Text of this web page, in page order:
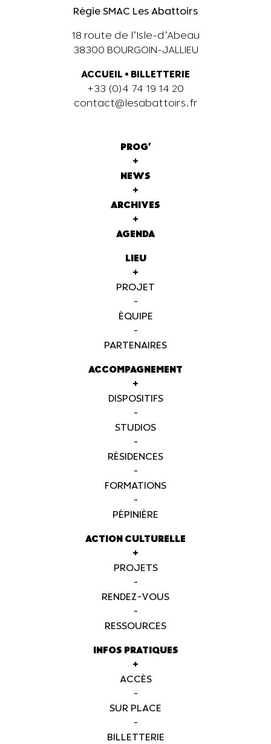
Régie SMAC Les Abattoirs
18 route de l’Isle-d’Abeau
38300 BOURGOIN-JALLIEU
ACCUEIL • BILLETTERIE
+33 (0)4 74 19 14 20
contact@lesabattoirs.fr
PROG'
+
NEWS
+
ARCHIVES
+
AGENDA
LIEU
+
PROJET
-
ÉQUIPE
-
PARTENAIRES
ACCOMPAGNEMENT
+
DISPOSITIFS
-
STUDIOS
-
RÉSIDENCES
-
FORMATIONS
-
PÉPINIÈRE
ACTION CULTURELLE
+
PROJETS
-
RENDEZ-VOUS
-
RESSOURCES
INFOS PRATIQUES
+
ACCÈS
-
SUR PLACE
-
BILLETTERIE